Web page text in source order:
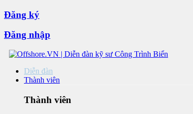
Đăng ký
Đăng nhập
Diễn đàn
Thành viên
Thành viên